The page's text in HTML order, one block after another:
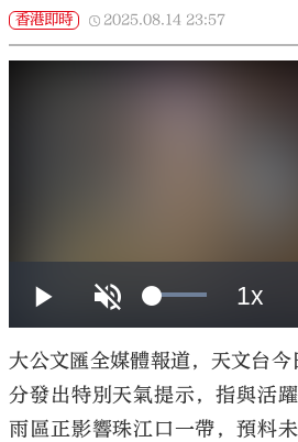
香港即時 2025.08.14 23:57
大公文匯全媒體報道，天文台
分發出特別天氣提示，指與活
雨區正影響珠江口一帶，預料